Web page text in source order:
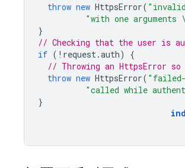
throw new HttpsError(
"with one
}
// Checking that the user is
if ( ! request.auth)
{
// Throwing an HttpsError
throw new HttpsError( "failed-
"called while
}